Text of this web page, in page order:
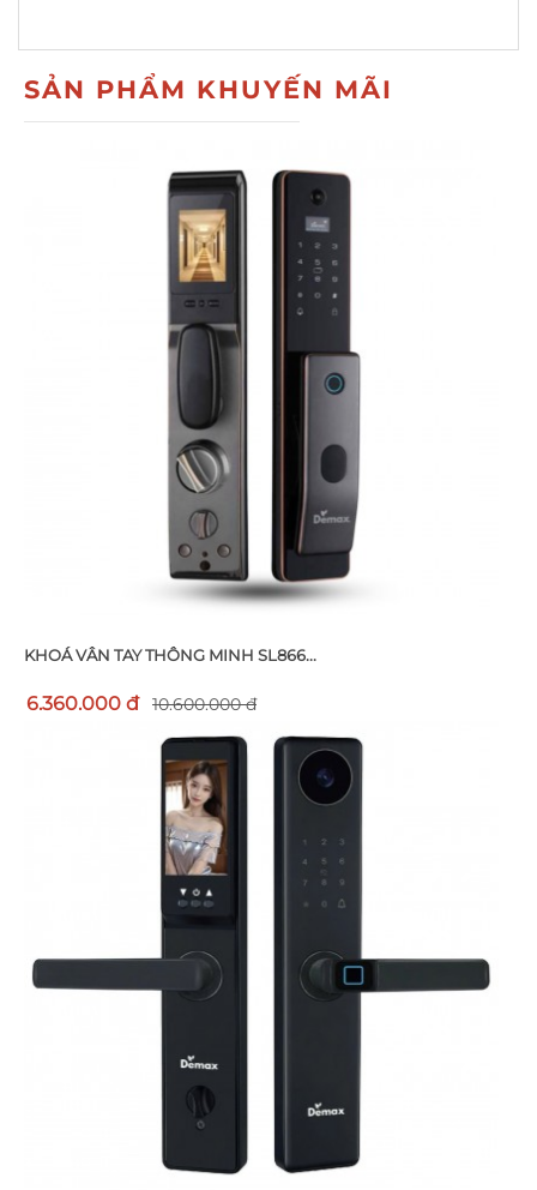
SẢN PHẨM KHUYẾN MÃI
KHOÁ VÂN TAY THÔNG MINH SL866...
6.360.000 đ 10.600.000 đ